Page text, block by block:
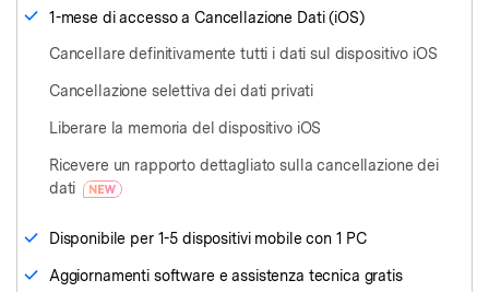
1-mese di accesso a Cancellazione Dati (iOS)
Cancellare definitivamente tutti i dati sul dispositivo iOS
Cancellazione selettiva dei dati privati
Liberare la memoria del dispositivo iOS
Ricevere un rapporto dettagliato sulla cancellazione dei
dati
Disponibile per 1-5 dispositivi mobile con 1 PC
Aggiornamenti software e assistenza tecnica gratis